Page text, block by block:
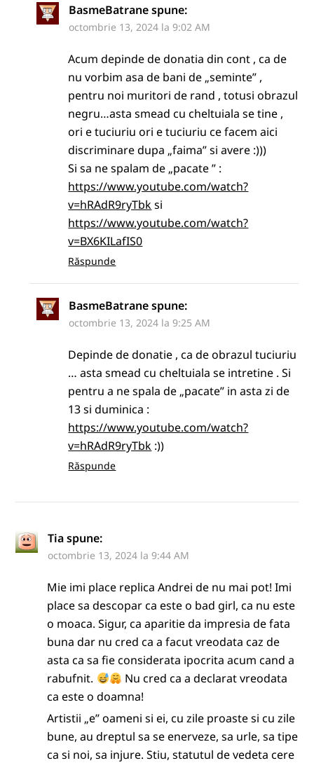
BasmeBatrane spune:
octombrie 13, 2024 la 9:02 AM
Acum depinde de donatia din cont , ca de
nu vorbim asa de bani de „seminte” ,
pentru noi muritori de rand , totusi obrazul
negru…asta smead cu cheltuiala se tine ,
ori e tuciuriu ori e tuciuriu ce facem aici
discriminare dupa „faima” si avere :)))
Si sa ne spalam de „pacate ” :
https://www.youtube.com/watch?
v=hRAdR9ryTbksi
https://www.youtube.com/watch?
v=BX6KILafIS0
Răspunde
BasmeBatrane spune:
octombrie 13, 2024 la 9:25 AM
Depinde de donatie , ca de obrazul tuciuriu
… asta smead cu cheltuiala se intretine . Si
pentru a ne spala de „pacate” in asta zi de
13 si duminica :
https://www.youtube.com/watch?
v=hRAdR9ryTbk :))
Răspunde
Tia spune:
octombrie 13, 2024 la 9:44 AM
Mie imi place replica Andrei de nu mai pot! Imi
place sa descopar ca este o bad girl, ca nu este
o moaca. Sigur, ca aparitie da impresia de fata
buna dar nu cred ca a facut vreodata caz de
asta ca sa fie considerata ipocrita acum cand a
rabufnit.
Nu cred ca a declarat vreodata
ca este o doamna!
Artistii „e” oameni si ei, cu zile proaste si cu zile
bune, au dreptul sa se enerveze, sa urle, sa tipe
ca si noi, sa injure. Stiu, statutul de vedeta cere